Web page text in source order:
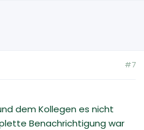
#7
dem Kollegen es nicht
Benachrichtigung war